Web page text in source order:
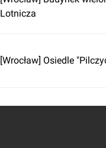
Lotnicza
[Wrocław] Osiedle